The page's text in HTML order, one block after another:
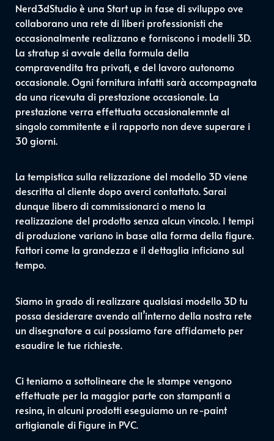
Nerd3dStudio è una Start up in fase di sviluppo ove
collaborano una rete di liberi professionisti che
occasionalmente realizzano e forniscono i modelli 3D.
La stratup si avvale della formula della
compravendita tra privati, e del lavoro autonomo
occasionale. Ogni fornitura infatti sarà accompagnata
da una ricevuta di prestazione occasionale. La
prestazione verra effettuata occasionalemnte al
singolo commitente e il rapporto non deve superare i
30 giorni.
La tempistica sulla relizzazione del modello 3D viene
descritta al cliente dopo averci contattato. Sarai
dunque libero di commissionarci o meno la
realizzazione del prodotto senza alcun vincolo. I tempi
di produzione variano in base alla forma della figure.
Fattori come la grandezza e il dettaglia inficiano sul
tempo.
Siamo in grado di realizzare qualsiasi modello 3D tu
possa desiderare avendo all’interno della nostra rete
un disegnatore a cui possiamo fare affidameto per
esaudire le tue richieste.
Ci teniamo a sottolineare che le stampe vengono
effettuate per la maggior parte con stampanti a
resina, in alcuni prodotti eseguiamo un re-paint
artigianale di Figure in PVC.